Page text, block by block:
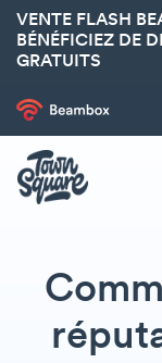
VENTE FLASH
BÉNÉFICIEZ DE
GRATUITS